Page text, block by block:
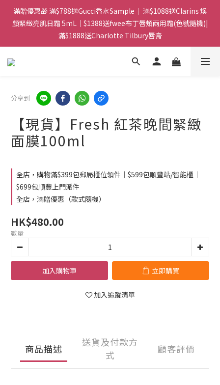
門市：旺角兆萬中心地庫B218 ｜ 所有訂單可旺角門市取貨｜全店
滿$399包郵局取件｜$599包順豐站/站智能櫃｜$699包順豐上門派
件
滿贈優惠🎁 滿$788送Gucci香水Sample｜ 滿$1088送Clarins 煥
顏緊緻亮肌日霜 5mL｜$1388送fwee布丁唇頰兩用霜(色號隨機)|
滿$1888送Charlotte Tilbury唇膏
門市：旺角兆萬中心地庫B218 ｜ 所有訂單可旺角門市取貨｜全店
分享到
【現貨】Fresh 紅茶晚間緊緻
面膜100ml
全店，購物滿$399包郵局櫃位領件｜$599包順豐站/智能櫃｜
$699包順豐上門派件
全店，滿贈優惠（款式隨機）
HK$480.00
數量
加入購物車 立即購買
加入追蹤清單
商品描述
送貨及付款方
式
顧客評價